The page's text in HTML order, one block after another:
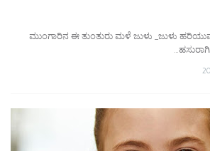
ಮುಂಗಾರಿನ ಈ ತುಂತುರು ಮಳೆ ಜುಳು _ಜುಳು